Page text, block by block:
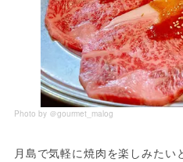
Photo by ＠gourmet_malog
月島で気軽に焼肉を楽しみた